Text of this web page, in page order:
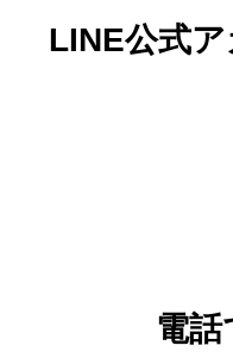
LINE公式
電